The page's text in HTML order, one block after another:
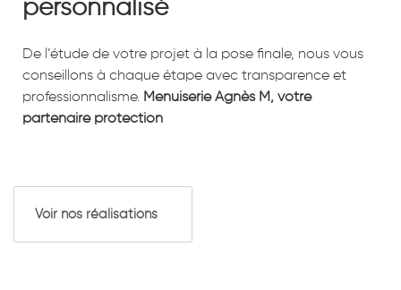
personnalisé
De l’étude de votre projet à la pose finale, nous vous
conseillons à chaque étape avec transparence et
professionnalisme. Menuiserie Agnès M, votre
partenaire protection
Voir nos réalisations